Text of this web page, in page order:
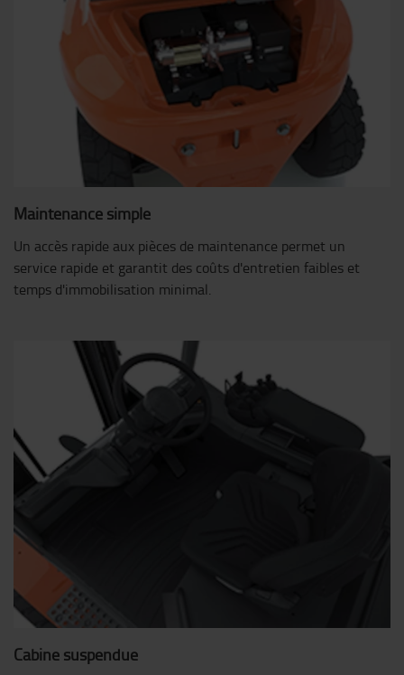
Maintenance simple
Un accès rapide aux pièces de maintenance permet un
service rapide et garantit des coûts d'entretien faibles et
temps d'immobilisation minimal.
Cabine suspendue